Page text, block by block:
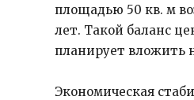
площадью 50 кв. м
лет. Такой баланс
планирует вложить
Экономическая